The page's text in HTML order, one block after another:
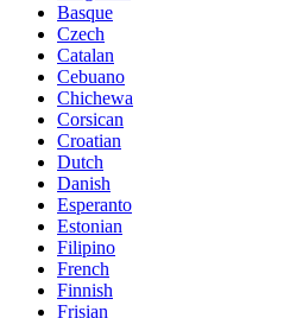
Basque
Czech
Catalan
Cebuano
Chichewa
Corsican
Croatian
Dutch
Danish
Esperanto
Estonian
Filipino
French
Finnish
Frisian